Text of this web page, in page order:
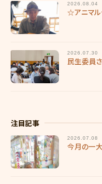
ヘルパーステーション やわらぎ
介護計画相談センター こすもす
地域包括支援センター 和地
キッズホームてんとうむし
慶成会で働きたい方へ
新卒求人情報
2026.08.04
☆アニマ
2026.07.30
民生委員
注目記事
2026.07.08
今月の一